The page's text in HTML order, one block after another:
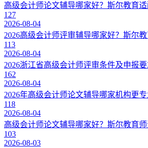
高级会计师论文辅导哪家好？斯尔教育
127
2026-08-04
2026高级会计师评审辅导哪家好？斯尔
113
2026-08-04
2026浙江省高级会计师评审条件及申报
162
2026-08-04
2026年高级会计师论文辅导哪家机构更
118
2026-08-04
高级会计师论文辅导哪家好？斯尔教育
103
2026-08-03